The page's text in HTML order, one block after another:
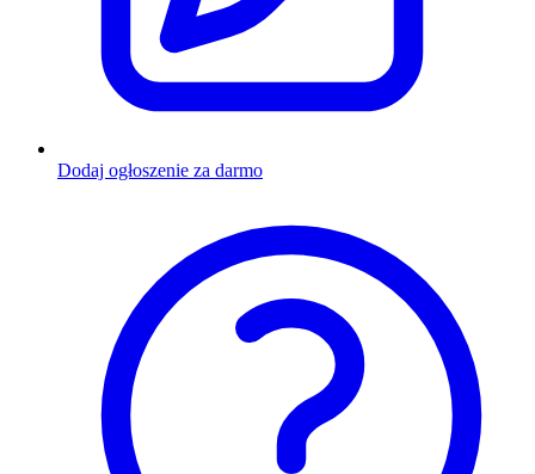
Dodaj ogłoszenie za darmo